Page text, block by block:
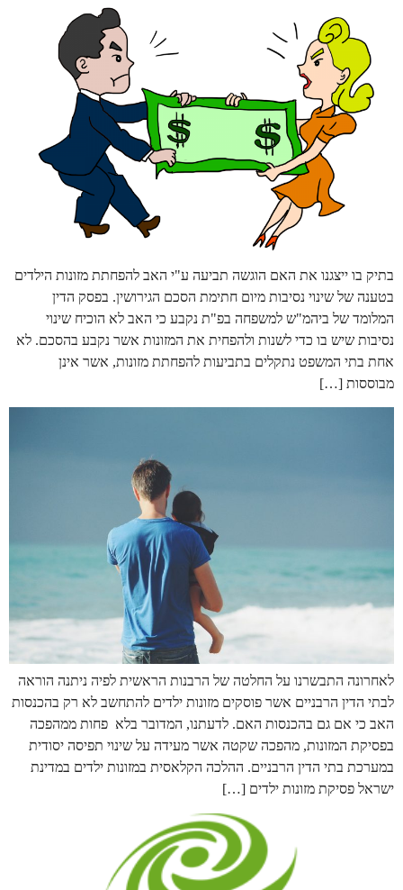
בתיק בו ייצגנו את האם הוגשה תביעה ע"י האב להפחתת מזונות הילדים
בטענה של שינוי נסיבות מיום חתימת הסכם הגירושין. בפסק הדין
המלומד של ביהמ"ש למשפחה בפ"ת נקבע כי האב לא הוכיח שינוי
נסיבות שיש בו כדי לשנות ולהפחית את המזונות אשר נקבע בהסכם. לא
אחת בתי המשפט נתקלים בתביעות להפחתת מזונות, אשר אינן
מבוססות […]
לאחרונה התבשרנו על החלטה של הרבנות הראשית לפיה ניתנה הוראה
לבתי הדין הרבניים אשר פוסקים מזונות ילדים להתחשב לא רק בהכנסות
האב כי אם גם בהכנסות האם. לדעתנו, המדובר בלא פחות ממהפכה
בפסיקת המזונות, מהפכה שקטה אשר מעידה על שינוי תפיסה יסודית
במערכת בתי הדין הרבניים. ההלכה הקלאסית במזונות ילדים במדינת
ישראל פסיקת מזונות ילדים […]